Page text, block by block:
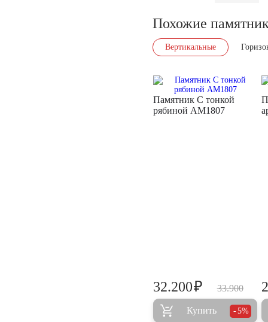
Похожие
Вертикальные
Памятник С тонкой
рябиной AM1807
33.900
32.200₽
Купить 5%